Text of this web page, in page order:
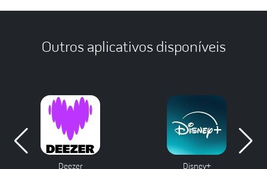
Outros aplicativos disponíveis
Deezer Disney+